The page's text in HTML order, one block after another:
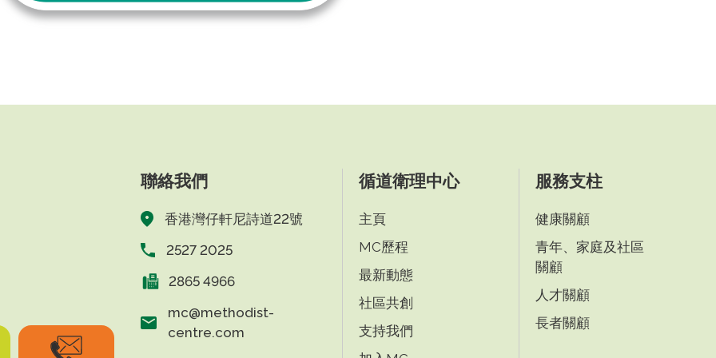
聯絡我們
香港灣仔軒尼詩道22號
2527 2025
2865 4966
mc@methodist-
centre.com
循道衛理中心
主頁
MC歷程
最新動態
社區共創
支持我們
服務支柱
健康關顧
青年、家庭及社區
關顧
人才關顧
長者關顧